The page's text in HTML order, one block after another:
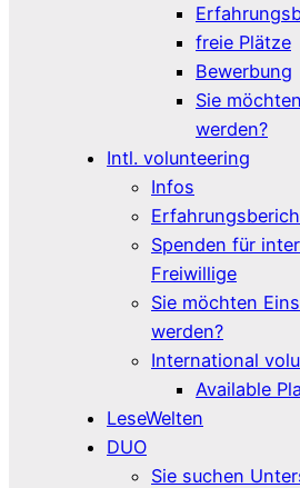
freie Plätze
Bewerbung
Sie
werden?
Intl. volunteering
Infos
Spenden für
Freiwillige
Sie möchten
werden?
International
Available
LeseWelten
DUO
Sie suchen